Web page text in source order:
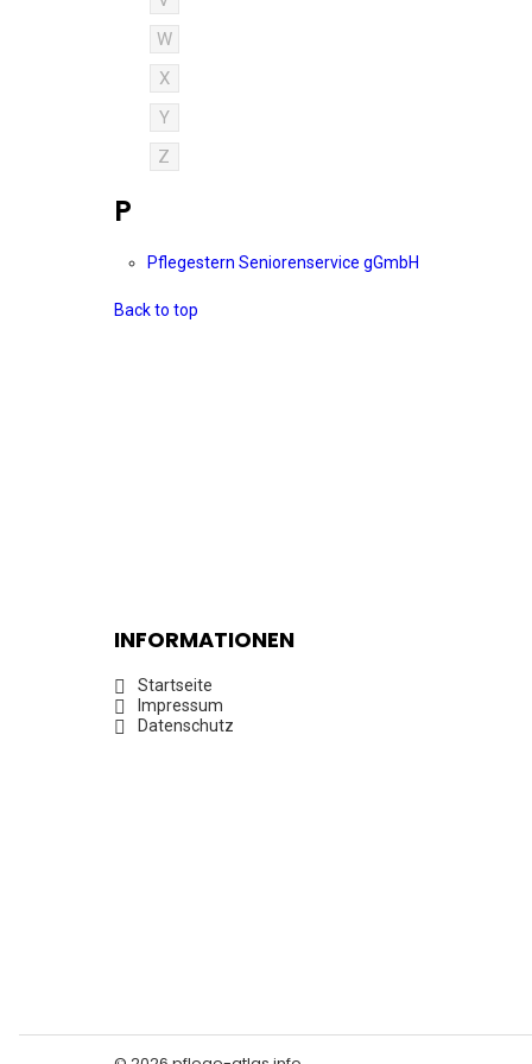
W
X
Y
Z
P
Pflegestern Seniorenservice gGmbH
Back to top
INFORMATIONEN
Startseite
Impressum
Datenschutz